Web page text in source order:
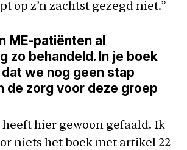
op z’n zachtst gezegd niet.”
ME-patiënten al
zo behandeld. In je boek
we nog geen stap
de zorg voor deze groep
heeft hier gewoon gefaald. Ik
niets het boek met artikel 22